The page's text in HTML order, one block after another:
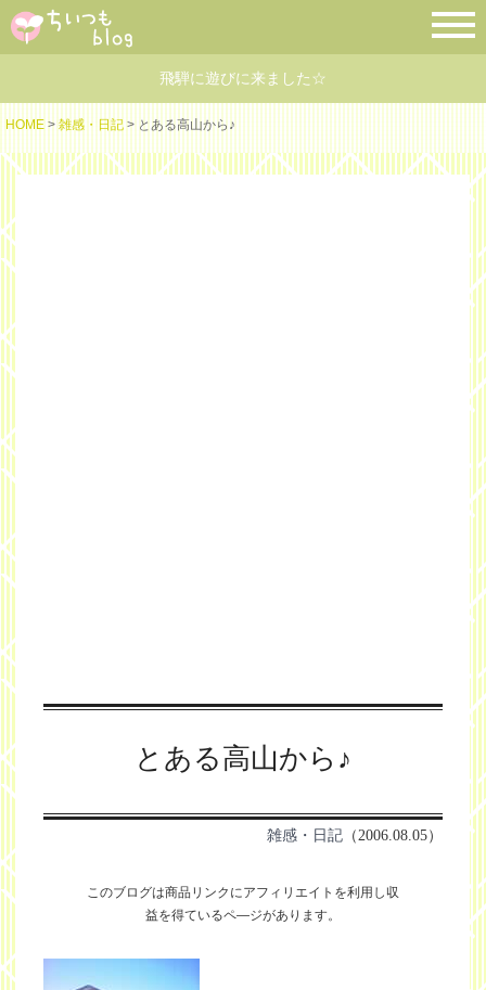
飛騨に遊びに来ました☆
HOME > 雑感・日記 > とある高山から♪
とある高山から♪
雑感・日記 （2006.08.05）
このブログは商品リンクにアフィリエイトを利用し収
益を得ているペ―ジがあります。